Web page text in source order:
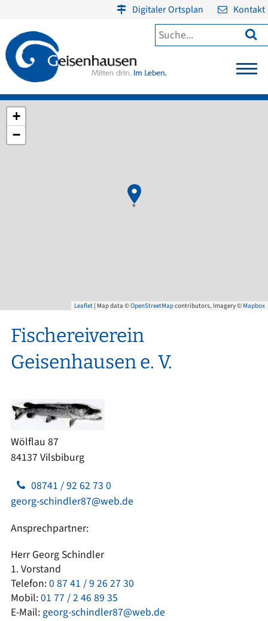
Digitaler Ortsplan Kontakt

+
−
Leaflet | Map data ©OpenStreetMapcontributors, Imagery © Mapbox
Fischereiverein
Geisenhausen e. V.
Wölflau 87
84137 Vilsbiburg
08741 / 92 62 73 0
georg-schindler87@web.de
Ansprechpartner:
Herr Georg Schindler
1. Vorstand
Telefon:0 87 41 / 9 26 27 30
Mobil:01 77 / 2 46 89 35
E-Mail:georg-schindler87@web.de